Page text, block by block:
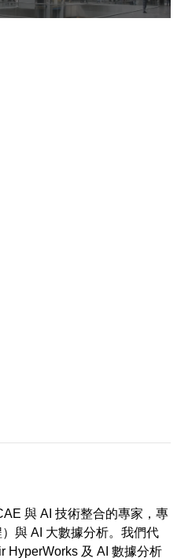
與 AI 技術整合的專家，專
與 AI 大數據分析。我們代
HyperWorks 及 AI 數據分析